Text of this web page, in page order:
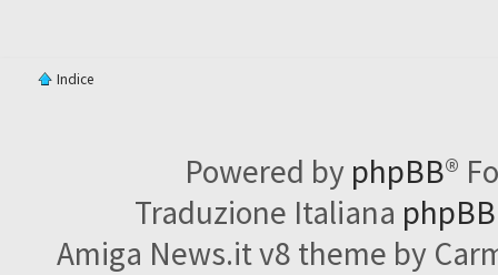
Indice
Powered by phpBB®
Traduzione Italiana
Amiga News.it v8 theme by